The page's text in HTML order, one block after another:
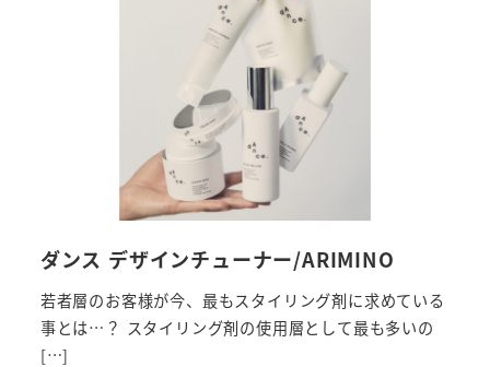
ダンス デザインチューナー/ARIMINO
若者層のお客様が今、最もスタイリング剤に求めている
事とは…？ スタイリング剤の使用層として最も多いの
[…]